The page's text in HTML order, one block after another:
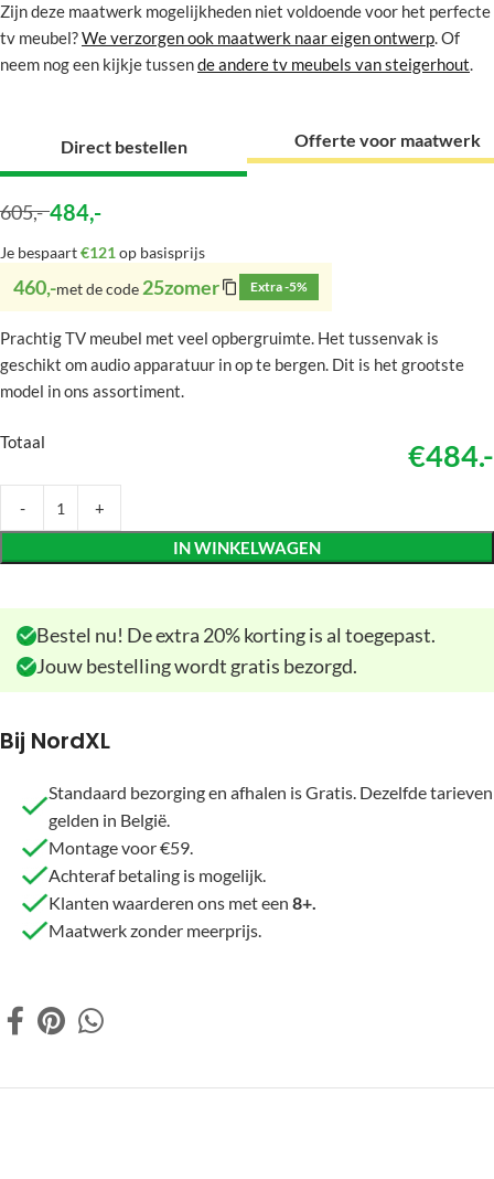
Zijn deze maatwerk mogelijkheden niet voldoende voor het perfecte
tv meubel?We verzorgen ook maatwerk naar eigen ontwerp. Of
neem nog een kijkje tussende andere tv meubels van steigerhout.
Direct bestellen Offerte voor maatwerk
605,- 484,-
Je bespaart€121 op basisprijs
460,-met de code 25zomer Extra -5%
Prachtig TV meubel met veel opbergruimte. Het tussenvak is
geschikt om audio apparatuur in op te bergen. Dit is het grootste
model in ons assortiment.
Totaal €484.-
IN WINKELWAGEN
Bestel nu! De extra 20% korting is al toegepast.
Jouw bestelling wordt gratis bezorgd.
Bij NordXL
Standaard bezorging en afhalen is Gratis. Dezelfde tarieven
gelden in België.
Montage voor €59.
Achteraf betaling is mogelijk.
Klanten waarderen ons met een 8+.
Maatwerk zonder meerprijs.